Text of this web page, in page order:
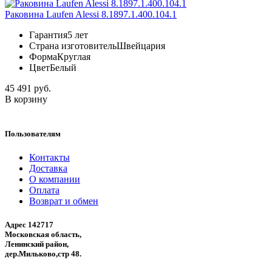
Раковина Laufen Alessi 8.1897.1.400.104.1
Гарантия5 лет
Страна изготовительШвейцария
ФормаКруглая
ЦветБелый
45 491 руб.
В корзину
Пользователям
Контакты
Доставка
О компании
Оплата
Возврат и обмен
Адрес 142717
Московская область,
Ленинский район,
дер.Мильково,стр 48.